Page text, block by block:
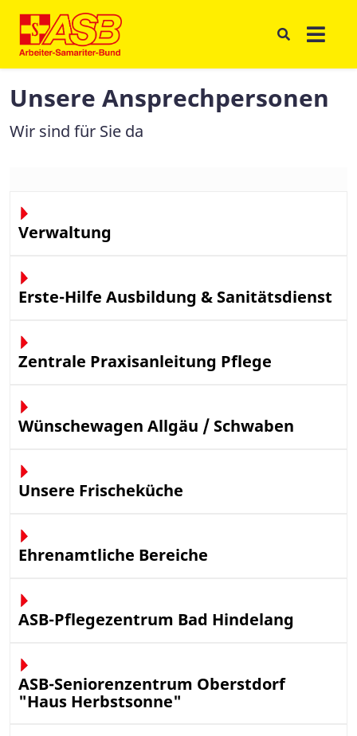
Unsere Ansprechpersonen
Wir sind für Sie da
Verwaltung
Erste-Hilfe Ausbildung & Sanitätsdienst
Zentrale Praxisanleitung Pflege
Wünschewagen Allgäu / Schwaben
Unsere Frischeküche
Ehrenamtliche Bereiche
ASB-Pflegezentrum Bad Hindelang
ASB-Seniorenzentrum Oberstdorf
"Haus Herbstsonne"